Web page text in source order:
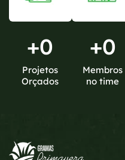
+0
Projetos
Orçados
+0
Membros
no time